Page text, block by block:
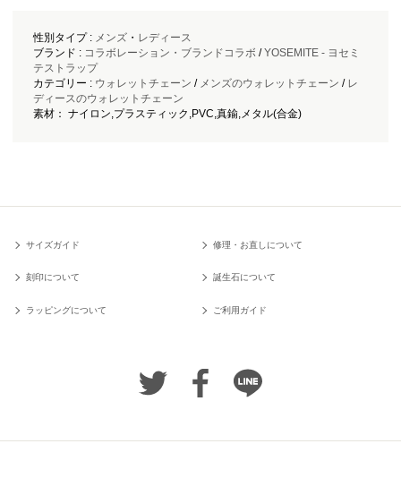
性別タイプ : メンズ・ レディース
ブランド : コラボレーション・ブランドコラボ/YOSEMITE - ヨセミ
テストラップ
カテゴリー : ウォレットチェーン / メンズのウォレットチェーン / レ
ディースのウォレットチェーン
素材： ナイロン,プラスティック,PVC,真鍮,メタル(合金)
サイズガイド 修理・お直しについて
刻印について 誕生石について
ラッピングについて ご利用ガイド